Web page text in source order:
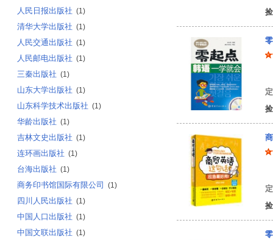
人民日报出版社 (1)
清华大学出版社 (1)
人民交通出版社 (1)
人民邮电出版社 (1)
三秦出版社 (1)
山东大学出版社 (1)
山东科学技术出版社 (1)
华龄出版社 (1)
吉林文史出版社 (1)
连环画出版社 (1)
台海出版社 (1)
商务印书馆国际有限公司 (1)
四川人民出版社 (1)
中国人口出版社 (1)
中国文联出版社 (1)